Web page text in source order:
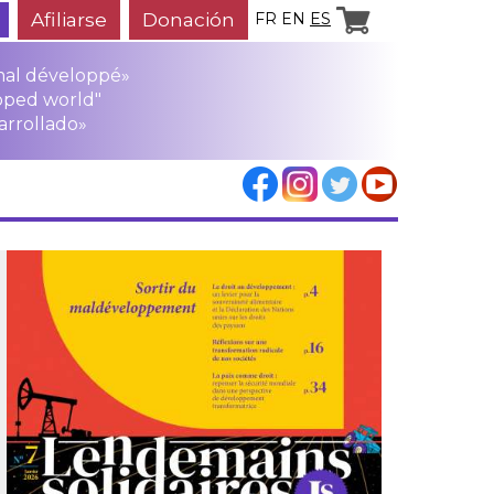
Afiliarse Donación FR EN ES
développé»
world"